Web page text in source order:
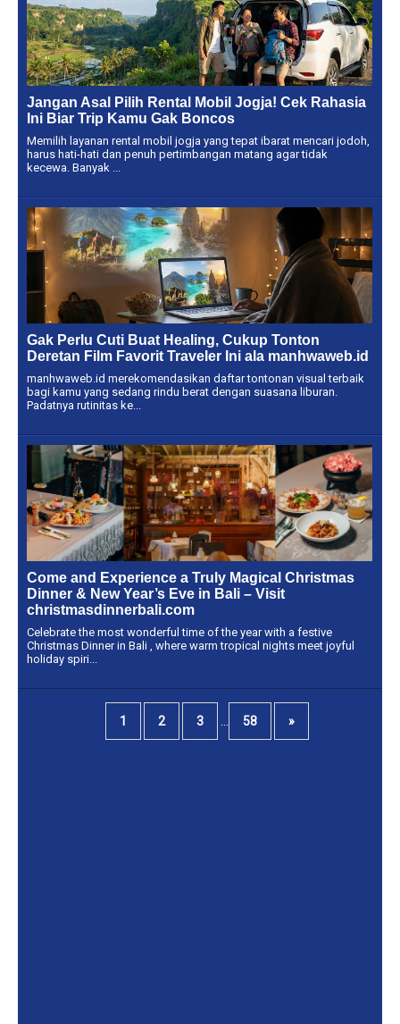
Jangan Asal Pilih Rental Mobil Jogja! Cek Rahasia
Ini Biar Trip Kamu Gak Boncos
Memilih layanan rental mobil jogja yang tepat ibarat mencari jodoh,
harus hati-hati dan penuh pertimbangan matang agar tidak
kecewa. Banyak ...
Gak Perlu Cuti Buat Healing, Cukup Tonton
Deretan Film Favorit Traveler Ini ala manhwaweb.id
manhwaweb.id merekomendasikan daftar tontonan visual terbaik
bagi kamu yang sedang rindu berat dengan suasana liburan.
Padatnya rutinitas ke...
Come and Experience a Truly Magical Christmas
Dinner & New Year’s Eve in Bali – Visit
christmasdinnerbali.com
Celebrate the most wonderful time of the year with a festive
Christmas Dinner in Bali , where warm tropical nights meet joyful
holiday spiri...
1 2 3 ... 58 »